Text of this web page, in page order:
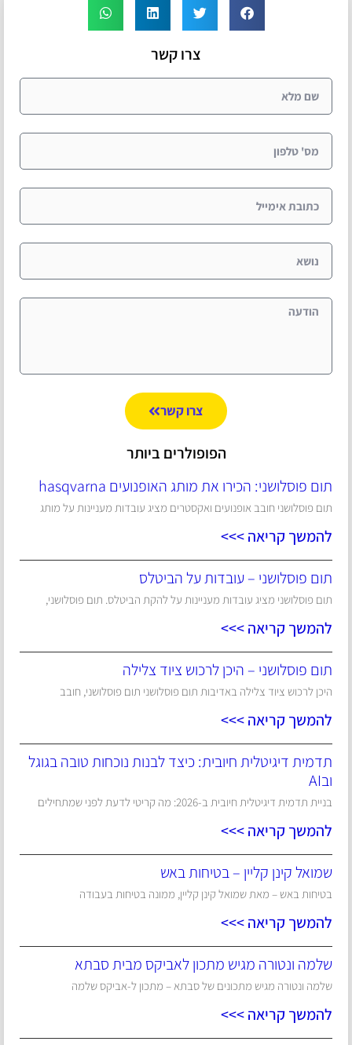
צרו קשר
צרו קשר
הפופולרים ביותר
תום פוסלושני: הכירו את מותג האופנועים hasqvarna
תום פוסלושני חובב אופנועים ואקסטרים מציג עובדות מעניינות על מותג
להמשך קריאה >>>
תום פוסלושני – עובדות על הביטלס
תום פוסלושני מציג עובדות מעניינות על להקת הביטלס. תום פוסלושני,
להמשך קריאה >>>
תום פוסלושני – היכן לרכוש ציוד צלילה
היכן לרכוש ציוד צלילה באדיבות תום פוסלושני תום פוסלושני, חובב
להמשך קריאה >>>
תדמית דיגיטלית חיובית: כיצד לבנות נוכחות טובה בגוגל
ובAI
בניית תדמית דיגיטלית חיובית ב-2026: מה קריטי לדעת לפני שמתחילים
להמשך קריאה >>>
שמואל קינן קליין – בטיחות באש
בטיחות באש – מאת שמואל קינן קליין, ממונה בטיחות בעבודה
להמשך קריאה >>>
שלמה ונטורה מגיש מתכון לאביקס מבית סבתא
שלמה ונטורה מגיש מתכונים של סבתא – מתכון ל-אביקס שלמה
להמשך קריאה >>>